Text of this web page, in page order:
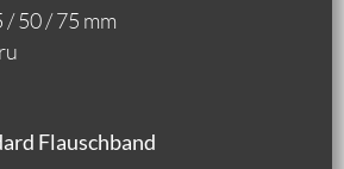
50 / 75 mm
Flauschband